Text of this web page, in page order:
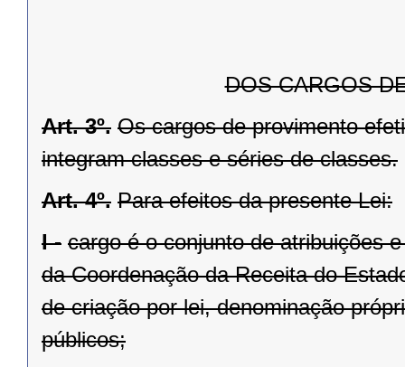
DOS CARGOS
Art. 3º. Os cargos de provimento
integram classes e séries de classes.
Art. 4º. Para efeitos da presente Lei:
I - cargo é o conjunto de atribuições
da Coordenação da Receita do
de criação por lei, denominação
públicos;